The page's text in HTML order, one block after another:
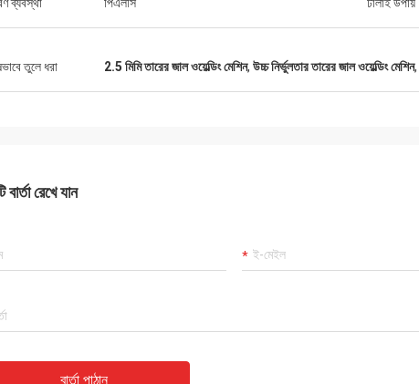
তুলে ধরা 2.5 মিমি তারের জাল ওয়েল্ডিং মেশিন, উচ্চ নির্ভুলতার তারের জাল ওয়েল্ডিং মেশিন,
বার্তা রেখে যান
বার্তা পাঠান